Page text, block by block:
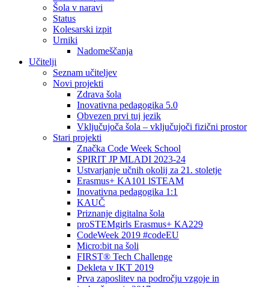
Šola v naravi
Status
Kolesarski izpit
Urniki
Nadomeščanja
Učitelji
Seznam učiteljev
Novi projekti
Zdrava šola
Inovativna pedagogika 5.0
Obvezen prvi tuj jezik
Vključujoča šola – vključujoči fizični prostor
Stari projekti
Značka Code Week School
SPIRIT JP MLADI 2023-24
Ustvarjanje učnih okolij za 21. stoletje
Erasmus+ KA101 lSTEAM
Inovativna pedagogika 1:1
KAUČ
Priznanje digitalna šola
proSTEMgirls Erasmus+ KA229
CodeWeek 2019 #codeEU
Micro:bit na šoli
FIRST® Tech Challenge
Dekleta v IKT 2019
Prva zaposlitev na področju vzgoje in